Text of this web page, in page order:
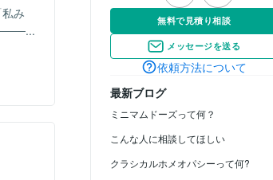
無料で見積り相談
メッセージを送る
依頼方法について
最新ブログ
ミニマムドーズって何？
こんな人に相談してほしい
クラシカルホメオパシーって何?
み